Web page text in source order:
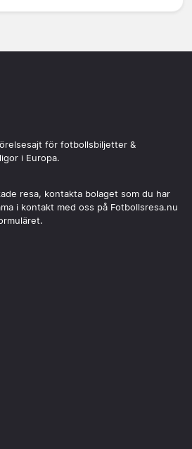
för fotbollsbiljetter &
i Europa.
resa, kontakta bolaget som du har
i kontakt med oss på Fotbollsresa.nu